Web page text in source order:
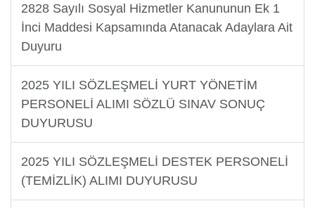
2828 Sayılı Sosyal Hizmetler Kanununun Ek 1
İnci Maddesi Kapsamında Atanacak Adaylara Ait
Duyuru
2025 YILI SÖZLEŞMELİ YURT YÖNETİM
PERSONELİ ALIMI SÖZLÜ SINAV SONUÇ
DUYURUSU
2025 YILI SÖZLEŞMELİ DESTEK PERSONELİ
(TEMİZLİK) ALIMI DUYURUSU